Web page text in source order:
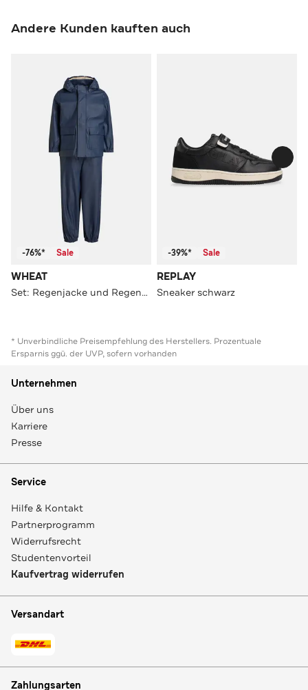
Andere Kunden kauften auch
-76%* Sale
WHEAT
Set: Regenjacke und Regenhose
-39%* Sale
REPLAY
Sneaker schwarz
* Unverbindliche Preisempfehlung des Herstellers. Prozentuale
Ersparnis ggü. der UVP, sofern vorhanden
Unternehmen
Über uns
Karriere
Presse
Service
Hilfe & Kontakt
Partnerprogramm
Widerrufsrecht
Studentenvorteil
Kaufvertrag widerrufen
Versandart
Zahlungsarten